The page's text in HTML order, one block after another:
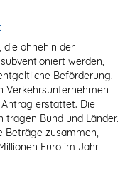
die ohnehin der
werden,
Beförderung.
Verkehrsunternehmen
erstattet. Die
Bund und Länder.
Beträge zusammen,
Euro im Jahr